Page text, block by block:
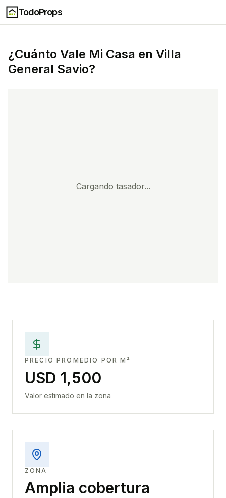
TodoProps
¿Cuánto Vale Mi Casa en Villa
General Savio?
Cargando tasador...
PRECIO PROMEDIO POR M²
USD 1,500
Valor estimado en la zona
ZONA
Amplia cobertura